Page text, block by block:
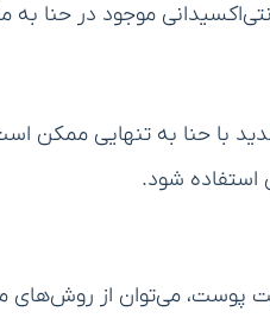
موجود در حنا به
با حنا به تنهایی ممکن
استفاده شود.
پوست، می‌توان از روش‌های